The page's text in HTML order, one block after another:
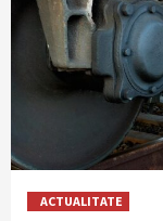
ACTUALITATE